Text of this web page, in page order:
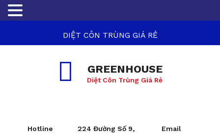
DIỆT CÔN TRÙNG GIÁ RẺ
GREENHOUSE
Diệt Côn Trùng Giá Rẻ
Hotline
224 Đường Số 9,
Email